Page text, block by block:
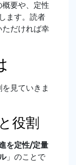
要や、定性
ます。読者
だければ幸
見ていきま
役割
を定性/定量
」のことで